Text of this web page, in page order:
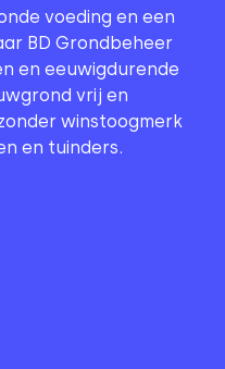
voeding en een
BD Grondbeheer
en eeuwigdurende
vrij en
winstoogmerk
en tuinders.